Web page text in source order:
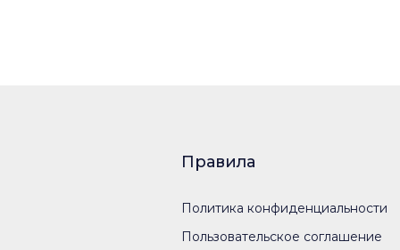
Правила
Политика конфиденциальности
Пользовательское соглашение